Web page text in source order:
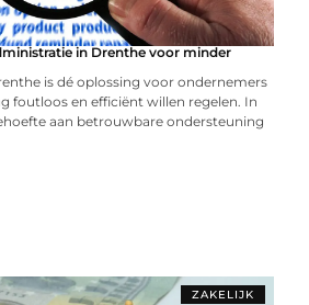
in Drenthe voor minder
is dé oplossing voor ondernemers
foutloos en efficiënt willen regelen. In
aan betrouwbare ondersteuning
ZAKELIJK